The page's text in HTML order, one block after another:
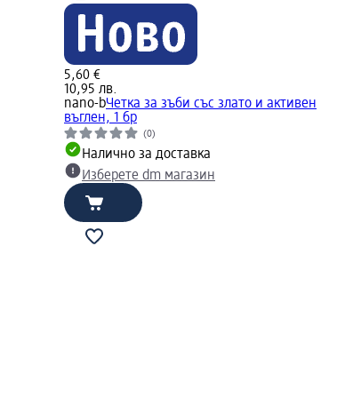
5,60 €
10,95 лв.
nano-bЧетка за зъби със злато и активен
въглен, 1 бр
(0)
Налично за доставка
Изберете dm магазин